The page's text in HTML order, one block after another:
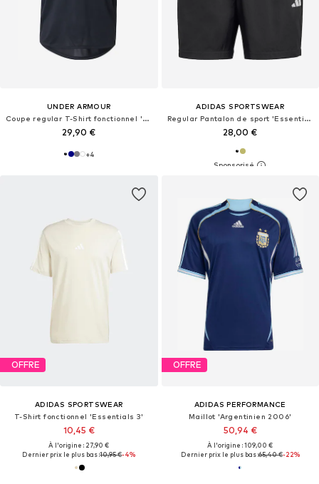
UNDER ARMOUR
Coupe regular T-Shirt fonctionnel 'Tech 2.0'
29,90 €
+4
ADIDAS SPORTSWEAR
Regular Pantalon de sport 'Essentials'
28,00 €
OFFRE
ADIDAS SPORTSWEAR
T-Shirt fonctionnel 'Essentials 3'
10,45 €
À l'origine : 27,90 €
Dernier prix le plus bas :10,95 €-4%
OFFRE
ADIDAS PERFORMANCE
Maillot 'Argentinien 2006'
50,94 €
À l'origine : 109,00 €
Dernier prix le plus bas :65,40 €-22%